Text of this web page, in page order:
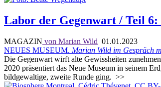
Labor der Gegenwart / Teil 6:
MAGAZIN von Marian Wild 01.01.2023
NEUES MUSEUM. Marian Wild im Gespräch
Die Gegenwart wirft alte Gewissheiten
2020 präsentiert das Neue Museum in seinem
bildgewaltige, zweite Runde ging. >>